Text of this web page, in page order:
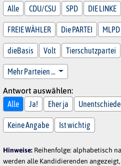
Alle
CDU/CSU SPD DIE LINKE
FREIE WÄHLER Die PARTEI MLPD
dieBasis Volt Tierschutzpartei
Mehr Parteien …
Antwort auswählen:
Alle
Ja! Eher ja
Keine Angabe Ist wichtig
Hinweise: Reihenfolge: alphabetisch
werden alle Kandidierenden